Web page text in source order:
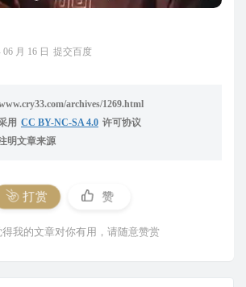
月 16 日 提交百度
archives/1269.html
用 CC BY-NC-SA 4.0 许可协议
明文章来源
打赏 赞
得我的文章对你有用，请随意赞赏